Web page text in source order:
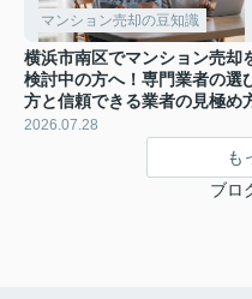
マンション売却の豆知識
横浜市南区でマンション売却
検討中の方へ！専門業者の選
方と信頼できる業者の見極め
2026.07.28
も
ブロ